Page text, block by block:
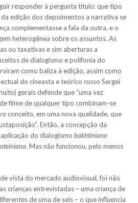
responder à pergunta título: que tipo
edição dos depoimentos a narrativa se
complementasse a fala da outra, e o
heterogênea sobre os assuntos. As
ou taxativas e sim aberturas a
de dialogismo e polifonia do
como baliza à edição, assim como
do cineasta e teórico russo Sergei
gerais defende que “uma vez
filme de qualquer tipo combinam-se
conceito, em uma nova qualidade, que
Então, a concepção da
aplicação do dialogismobakhtiniano
. Mas não funcionou, pelo menos
vista do mercado audiovisual, foi não
crianças entrevistadas – uma criança de
de uma de seis – o que influencia